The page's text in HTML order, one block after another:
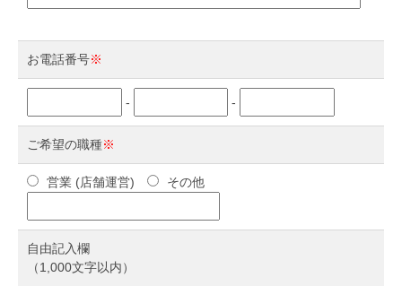
お電話番号※
- -
ご希望の職種※
営業 (店舗運営) その他
自由記入欄
（1,000文字以内）